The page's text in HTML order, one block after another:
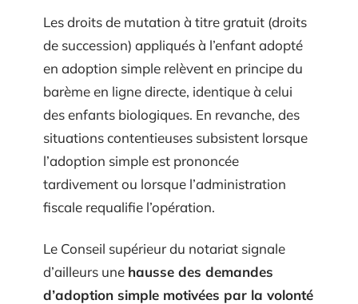
Les droits de mutation à titre gratuit (droits
de succession) appliqués à l’enfant adopté
en adoption simple relèvent en principe du
barème en ligne directe, identique à celui
des enfants biologiques. En revanche, des
situations contentieuses subsistent lorsque
l’adoption simple est prononcée
tardivement ou lorsque l’administration
fiscale requalifie l’opération.
Le Conseil supérieur du notariat signale
d’ailleurs une hausse des demandes
d’adoption simple motivées par la volonté